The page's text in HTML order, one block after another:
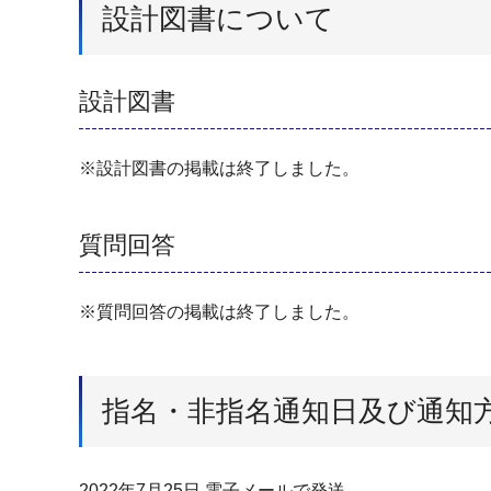
設計図書について
設計図書
※設計図書の掲載は終了しました。
質問回答
※質問回答の掲載は終了しました。
指名・非指名通知日及び通知